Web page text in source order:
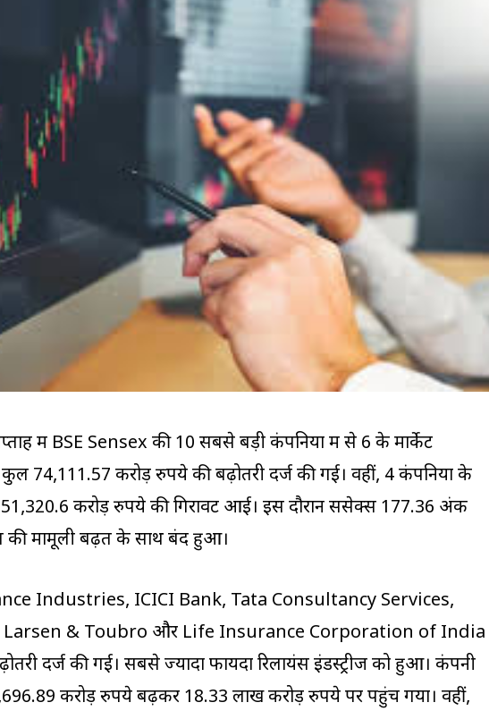
में BSE Sensex की 10 सबसे बड़ी कंपनियों में से 6 के मार्केट
74,111.57 करोड़ रुपये की बढ़ोतरी दर्ज की गई। वहीं, 4 कंपनियों के
करोड़ रुपये की गिरावट आई। इस दौरान सेंसेक्स 177.36 अंक
की मामूली बढ़त के साथ बंद हुआ।
Industries, ICICI Bank, Tata Consultancy Services,
Larsen & Toubro और Life Insurance Corporation of India
दर्ज की गई। सबसे ज्यादा फायदा रिलायंस इंडस्ट्रीज को हुआ। कंपनी
करोड़ रुपये बढ़कर 18.33 लाख करोड़ रुपये पर पहुंच गया। वहीं,